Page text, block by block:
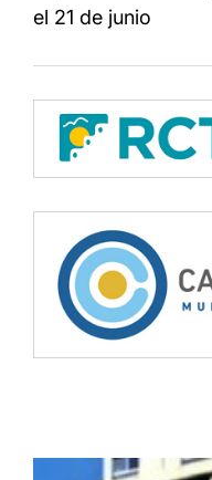
el 21 de junio